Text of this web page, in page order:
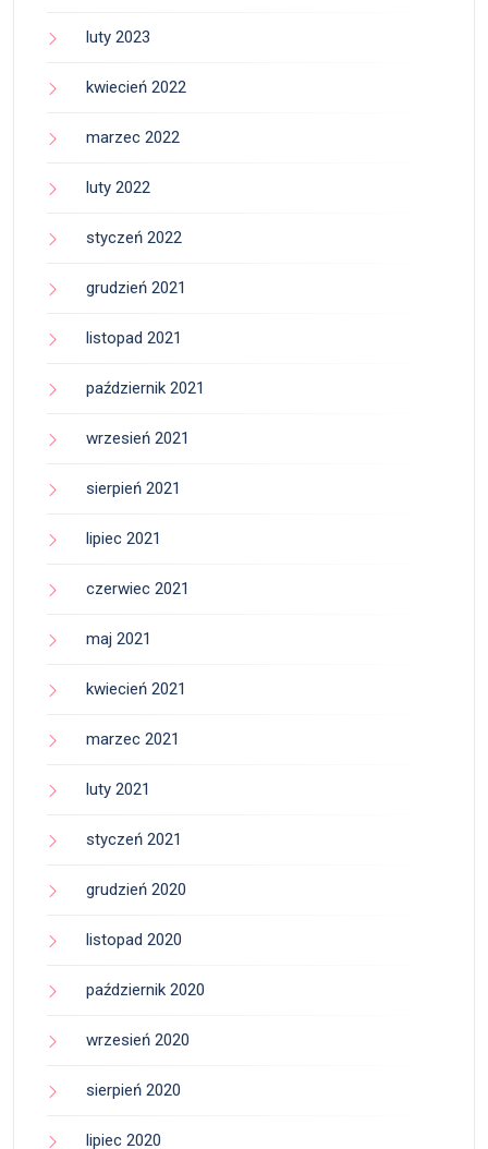
luty 2023
kwiecień 2022
marzec 2022
luty 2022
styczeń 2022
grudzień 2021
listopad 2021
październik 2021
wrzesień 2021
sierpień 2021
lipiec 2021
czerwiec 2021
maj 2021
kwiecień 2021
marzec 2021
luty 2021
styczeń 2021
grudzień 2020
listopad 2020
październik 2020
wrzesień 2020
sierpień 2020
lipiec 2020